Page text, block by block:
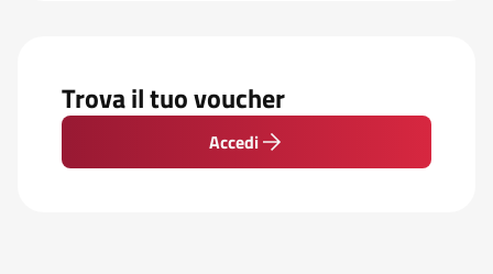
Trova il tuo voucher
Accedi